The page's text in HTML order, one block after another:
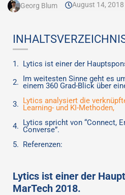
Georg Blum August 14, 2018
Lytics ist einer der
Im weitesten Sinne geht es
einem 360 Grad-Blick über
Lytics analysiert die
Learning- und KI-Methoden,
Lytics spricht von “Connect,
Converse”.
Referenzen:
Lytics ist einer der
MarTech 2018.